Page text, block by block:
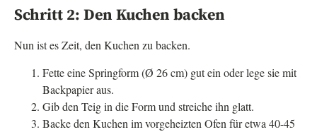
Schritt 2: Den Kuchen backen
Nun ist es Zeit, den Kuchen zu backen.
Fette eine Springform (Ø 26 cm) gut ein oder lege sie mit
Backpapier aus.
Gib den Teig in die Form und streiche ihn glatt.
Backe den Kuchen im vorgeheizten Ofen für etwa 40-45